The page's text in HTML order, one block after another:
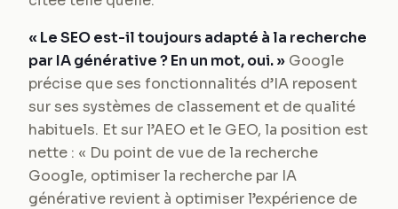
« Le SEO est-il toujours adapté à la recherche
par IA générative ? En un mot, oui. » Google
précise que ses fonctionnalités d’IA reposent
sur ses systèmes de classement et de qualité
habituels. Et sur l’AEO et le GEO, la position est
nette : « Du point de vue de la recherche
Google, optimiser la recherche par IA
générative revient à optimiser l’expérience de